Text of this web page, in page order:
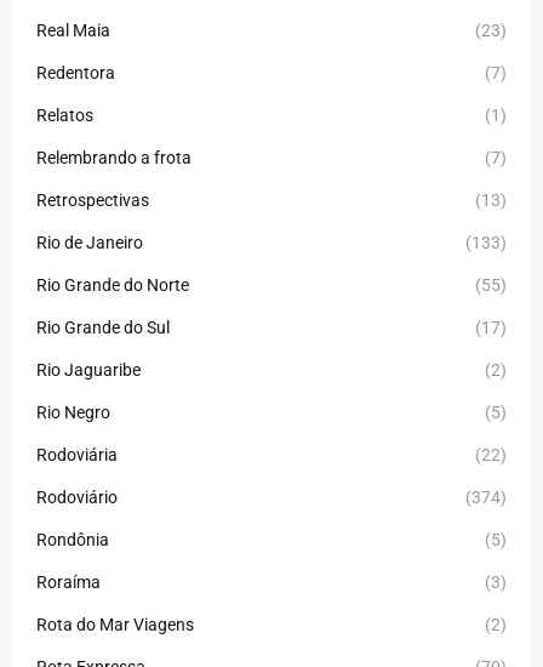
Real Maia (23)
Redentora (7)
Relatos (1)
Relembrando a frota (7)
Retrospectivas (13)
Rio de Janeiro (133)
Rio Grande do Norte (55)
Rio Grande do Sul (17)
Rio Jaguaribe (2)
Rio Negro (5)
Rodoviária (22)
Rodoviário (374)
Rondônia (5)
Roraíma (3)
Rota do Mar Viagens (2)